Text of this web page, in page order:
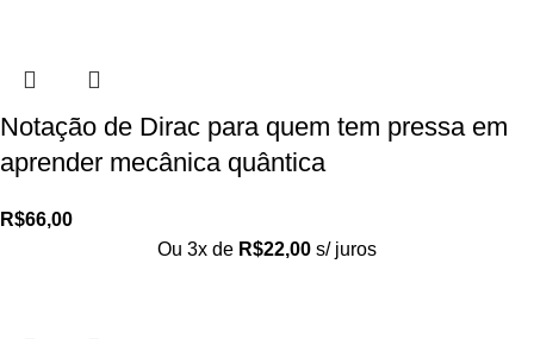
Notação de Dirac para quem tem pressa em
aprender mecânica quântica
R$66,00
Ou 3x de R$22,00 s/ juros